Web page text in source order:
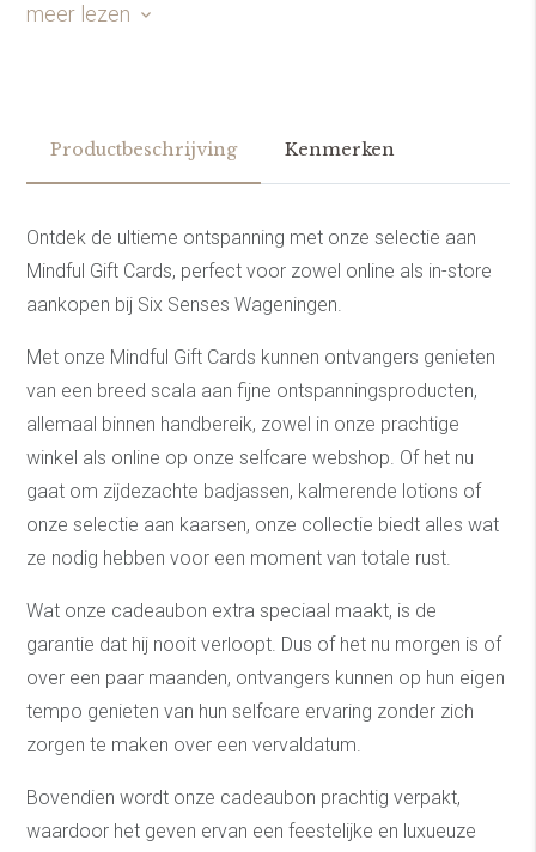
meer lezen
Productbeschrijving Kenmerken
Ontdek de ultieme ontspanning met onze selectie aan
Mindful Gift Cards, perfect voor zowel online als in-store
aankopen bij Six Senses Wageningen.
Met onze Mindful Gift Cards kunnen ontvangers genieten
van een breed scala aan fijne ontspanningsproducten,
allemaal binnen handbereik, zowel in onze prachtige
winkel als online op onze selfcare webshop. Of het nu
gaat om zijdezachte badjassen, kalmerende lotions of
onze selectie aan kaarsen, onze collectie biedt alles wat
ze nodig hebben voor een moment van totale rust.
Wat onze cadeaubon extra speciaal maakt, is de
garantie dat hij nooit verloopt. Dus of het nu morgen is of
over een paar maanden, ontvangers kunnen op hun eigen
tempo genieten van hun selfcare ervaring zonder zich
zorgen te maken over een vervaldatum.
Bovendien wordt onze cadeaubon prachtig verpakt,
waardoor het geven ervan een feestelijke en luxueuze